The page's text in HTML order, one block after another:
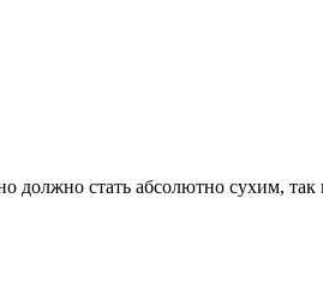
стать абсолютно сухим, так